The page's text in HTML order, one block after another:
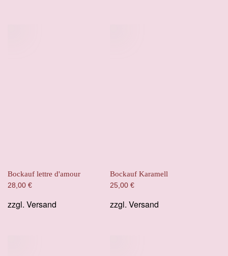
Bockauf lettre d'amour
28,00 €
zzgl. Versand
Bockauf Karamell
25,00 €
zzgl. Versand